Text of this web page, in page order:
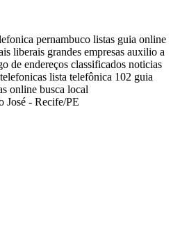
pernambuco listas guia online
liberais grandes empresas auxilio a
de endereços classificados noticias
lista telefônica 102 guia
online busca local
José - Recife/PE